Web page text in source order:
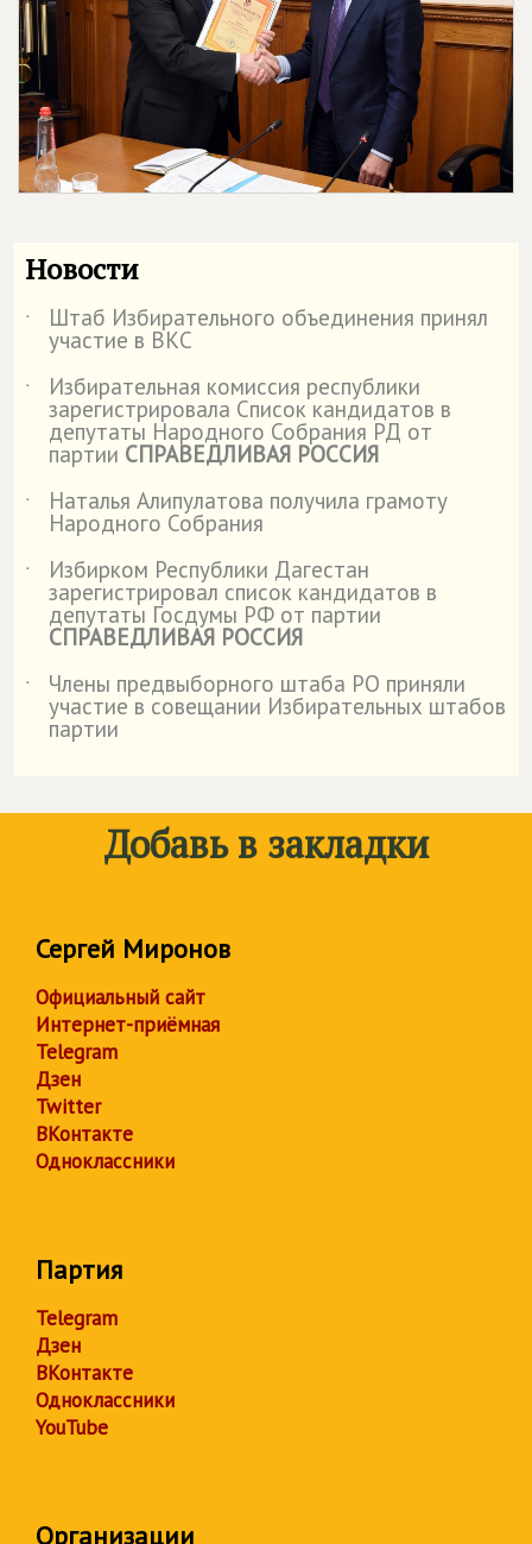
Новости
˙ Штаб Избирательного объединения принял
участие в ВКС
˙
Избирательная комиссия республики
зарегистрировала Список кандидатов в
депутаты Народного Собрания РД от
партии СПРАВЕДЛИВАЯ РОССИЯ
˙
Наталья Алипулатова получила грамоту
Народного Собрания
˙
Избирком Республики Дагестан
зарегистрировал список кандидатов в
депутаты Госдумы РФ от партии
СПРАВЕДЛИВАЯ РОССИЯ
˙
Члены предвыборного штаба РО приняли
участие в совещании Избирательных штабов
партии
Добавь в закладки
Сергей Миронов
Официальный сайт
Интернет-приёмная
Telegram
Дзен
Twitter
ВКонтакте
Одноклассники
Партия
Telegram
Дзен
ВКонтакте
Одноклассники
YouTube
Организации